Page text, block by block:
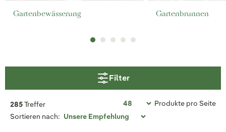
Gartenbewässerung Gartenbrunnen
Filter
285Treffer
Produkte pro Seite
Sortieren nach: